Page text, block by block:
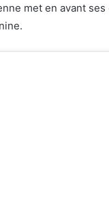
met en avant